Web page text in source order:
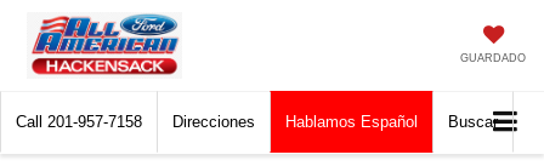
GUARDADO
Call 201-957-7158 Direcciones Hablamos Español Buscar